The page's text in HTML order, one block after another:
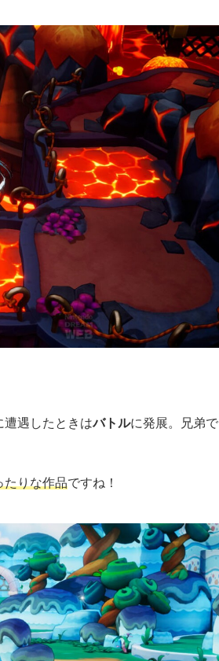
遭遇したときはバトルに発展。兄弟で
たりな作品ですね！